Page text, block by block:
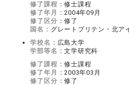
修了課程：修士課程
修了年月：2004年09月
修了区分：修了
国名： グレートブリテン・北ア
学校名： 広島大学
学部等名：文学研究科
修了課程：修士課程
修了年月：2003年03月
修了区分：修了